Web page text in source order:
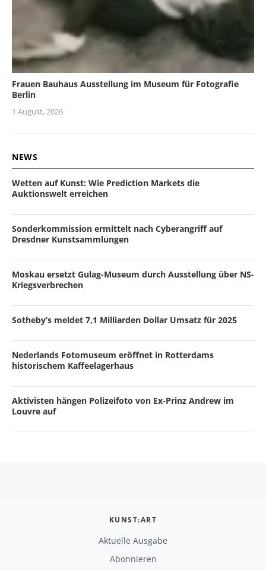
Frauen Bauhaus Ausstellung im Museum für Fotografie
Berlin
1 August, 2026
NEWS
Wetten auf Kunst: Wie Prediction Markets die
Auktionswelt erreichen
Sonderkommission ermittelt nach Cyberangriff auf
Dresdner Kunstsammlungen
Moskau ersetzt Gulag-Museum durch Ausstellung über NS-
Kriegsverbrechen
Sotheby’s meldet 7,1 Milliarden Dollar Umsatz für 2025
Nederlands Fotomuseum eröffnet in Rotterdams
historischem Kaffeelagerhaus
Aktivisten hängen Polizeifoto von Ex-Prinz Andrew im
Louvre auf
KUNST:ART
Aktuelle Ausgabe
Abonnieren